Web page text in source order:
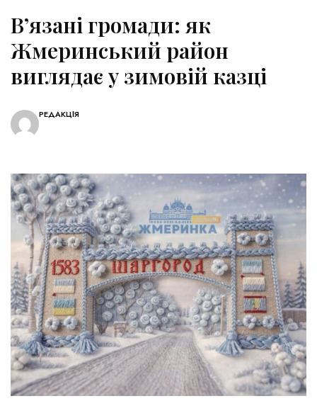
В’язані громади: як
Жмеринський район
виглядає у зимовій казці
РЕДАКЦІЯ